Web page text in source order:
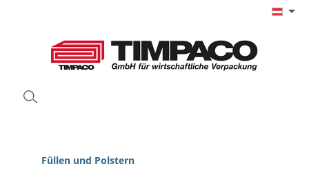
Füllen und Polstern